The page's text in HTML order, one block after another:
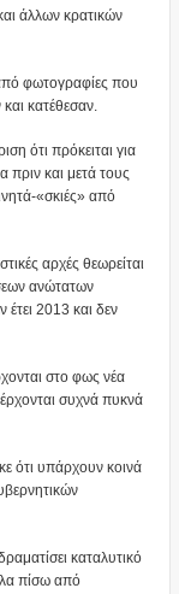
άλλων κρατικών
φωτογραφίες που
κατέθεσαν.
ότι πρόκειται για
και μετά τους
«σκιές» από
αρχές θεωρείται
ανώτατων
2013 και δεν
στο φως νέα
συχνά πυκνά
ότι υπάρχουν κοινά
καταλυτικό
πίσω από